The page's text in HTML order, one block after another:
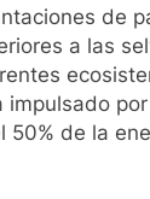
de
a las
de la